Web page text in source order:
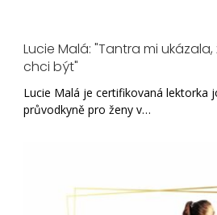
Lucie Malá: "Tantra mi
chci být"
Lucie Malá je certifikovaná lektorka
průvodkyně pro ženy v…